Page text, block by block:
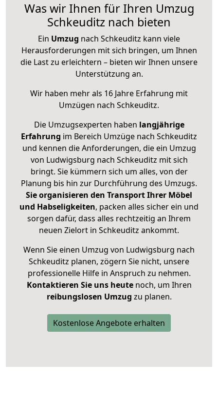
Was wir Ihnen für Ihren Umzug
Schkeuditz nach bieten
Ein Umzug nach Schkeuditz kann viele
Herausforderungen mit sich bringen, um Ihnen
die Last zu erleichtern – bieten wir Ihnen unsere
Unterstützung an.
Wir haben mehr als 16 Jahre Erfahrung mit
Umzügen nach Schkeuditz.
Die Umzugsexperten haben langjährige
Erfahrung im Bereich Umzüge nach Schkeuditz
und kennen die Anforderungen, die ein Umzug
von Ludwigsburg nach Schkeuditz mit sich
bringt. Sie kümmern sich um alles, von der
Planung bis hin zur Durchführung des Umzugs.
Sie organisieren den Transport Ihrer Möbel
und Habseligkeiten, packen alles sicher ein und
sorgen dafür, dass alles rechtzeitig an Ihrem
neuen Zielort in Schkeuditz ankommt.
Wenn Sie einen Umzug von Ludwigsburg nach
Schkeuditz planen, zögern Sie nicht, unsere
professionelle Hilfe in Anspruch zu nehmen.
Kontaktieren Sie uns heutenoch, um Ihren
reibungslosen Umzug zu planen.
Kostenlose Angebote erhalten